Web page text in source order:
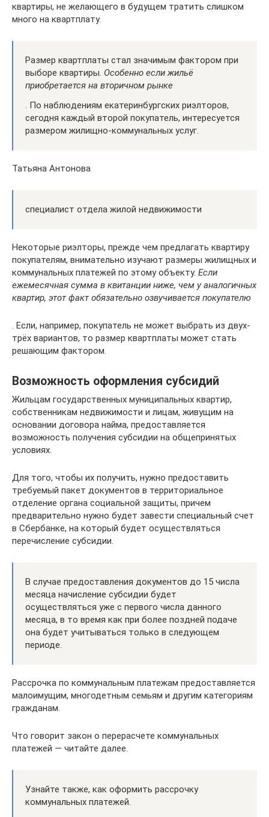
квартиры, не желающего в будущем тратить слишком
много на квартплату.
Размер квартплаты стал значимым фактором при
выборе квартиры. Особенно если жильё
приобретается на вторичном рынке
. По наблюдениям екатеринбургских риэлторов,
сегодня каждый второй покупатель, интересуется
размером жилищно-коммунальных услуг.
Татьяна Антонова
специалист отдела жилой недвижимости
Некоторые риэлторы, прежде чем предлагать квартиру
покупателям, внимательно изучают размеры жилищных и
коммунальных платежей по этому объекту. Если
ежемесячная сумма в квитанции ниже, чем у аналогичных
квартир, этот факт обязательно озвучивается покупателю
. Если, например, покупатель не может выбрать из двух-
трёх вариантов, то размер квартплаты может стать
решающим фактором.
Возможность оформления субсидий
Жильцам государственных муниципальных квартир,
собственникам недвижимости и лицам, живущим на
основании договора найма, предоставляется
возможность получения субсидии на общепринятых
условиях.
Для того, чтобы их получить, нужно предоставить
требуемый пакет документов в территориальное
отделение органа социальной защиты, причем
предварительно нужно будет завести специальный счет
в Сбербанке, на который будет осуществляться
перечисление субсидии.
В случае предоставления документов до 15 числа
месяца начисление субсидии будет
осуществляться уже с первого числа данного
месяца, в то время как при более поздней подаче
она будет учитываться только в следующем
периоде.
Рассрочка по коммунальным платежам предоставляется
малоимущим, многодетным семьям и другим категориям
гражданам.
Что говорит закон о перерасчете коммунальных
платежей — читайте далее.
Узнайте также, как оформить рассрочку
коммунальных платежей.